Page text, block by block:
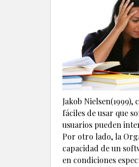
Jakob
fáciles de usar que
usuarios pueden
Por otro lado, la
capacidad de un
en condiciones